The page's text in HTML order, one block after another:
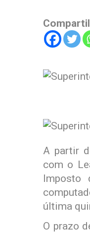
A partir
com o
última
O prazo